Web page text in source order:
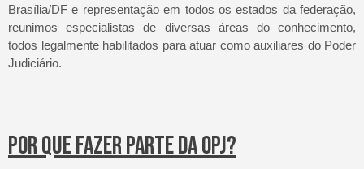
Brasília/DF e representação em todos os estados da federação,
reunimos especialistas de diversas áreas do conhecimento,
todos legalmente habilitados para atuar como auxiliares do Poder
Judiciário.
POR QUE FAZER PARTE DA OPJ?